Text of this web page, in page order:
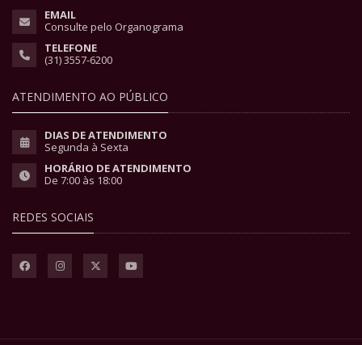
EMAIL
Consulte pelo Organograma
TELEFONE
(31) 3557-6200
ATENDIMENTO AO PÚBLICO
DIAS DE ATENDIMENTO
Segunda à Sexta
HORÁRIO DE ATENDIMENTO
De 7:00 às 18:00
REDES SOCIAIS